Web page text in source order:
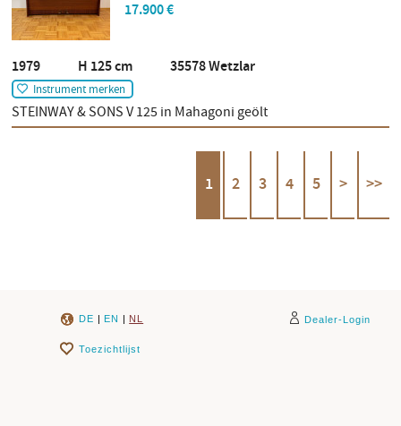
17.900 €
1979 H 125 cm 35578 Wetzlar
Instrument merken
STEINWAY & SONS V 125 in Mahagoni geölt
1 2 3 4 5 > >>
DE | EN | NL Dealer-Login
Toezichtlijst